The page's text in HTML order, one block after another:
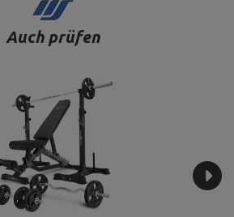
Auch prüfen